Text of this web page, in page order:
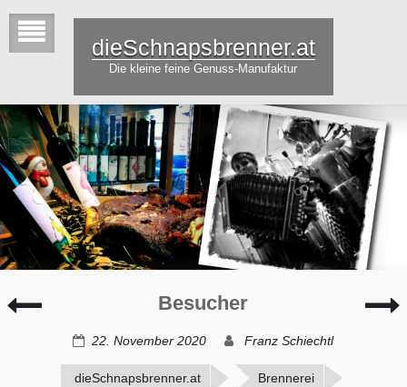
dieSchnapsbrenner.at
Die kleine feine Genuss-Manufaktur
Besucher
22. November 2020 Franz Schiechtl
dieSchnapsbrenner.at Brennerei